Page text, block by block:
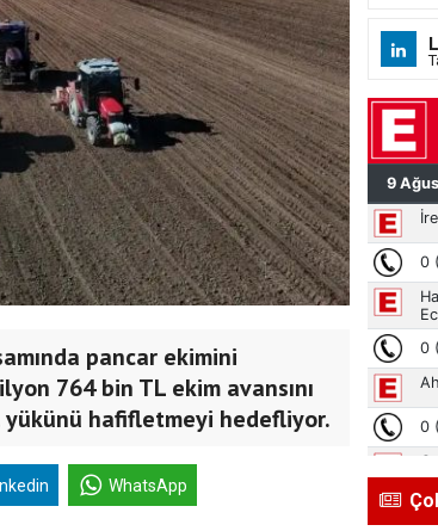
pancar ekimini
764 bin TL ekim avansını
hafifletmeyi hedefliyor.
WhatsApp